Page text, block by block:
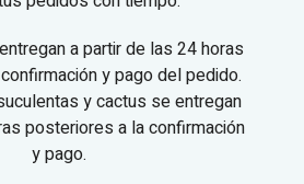
a partir de las 24 horas
y pago del pedido.
y cactus se entregan
posteriores a la confirmación
y pago.